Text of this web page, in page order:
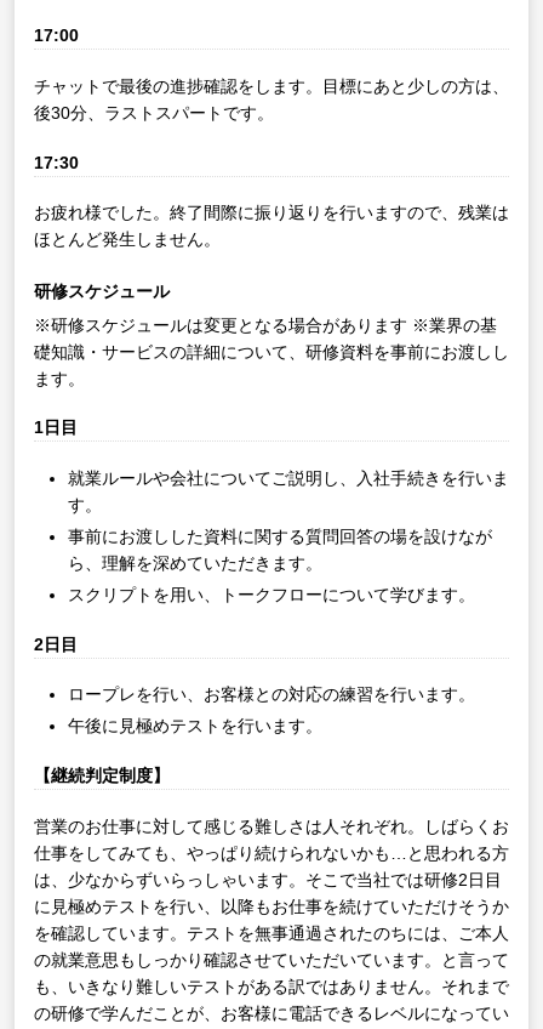
17:00
チャットで最後の進捗確認をします。目標にあと少しの方は、
後30分、ラストスパートです。
17:30
お疲れ様でした。終了間際に振り返りを行いますので、残業は
ほとんど発生しません。
研修スケジュール
※研修スケジュールは変更となる場合があります ※業界の基
礎知識・サービスの詳細について、研修資料を事前にお渡しし
ます。
1日目
就業ルールや会社についてご説明し、入社手続きを行いま
す。
事前にお渡しした資料に関する質問回答の場を設けなが
ら、理解を深めていただきます。
スクリプトを用い、トークフローについて学びます。
2日目
ロープレを行い、お客様との対応の練習を行います。
午後に見極めテストを行います。
【継続判定制度】
営業のお仕事に対して感じる難しさは人それぞれ。しばらくお
仕事をしてみても、やっぱり続けられないかも…と思われる方
は、少なからずいらっしゃいます。そこで当社では研修2日目
に見極めテストを行い、以降もお仕事を続けていただけそうか
を確認しています。テストを無事通過されたのちには、ご本人
の就業意思もしっかり確認させていただいています。と言って
も、いきなり難しいテストがある訳ではありません。それまで
の研修で学んだことが、お客様に電話できるレベルになってい